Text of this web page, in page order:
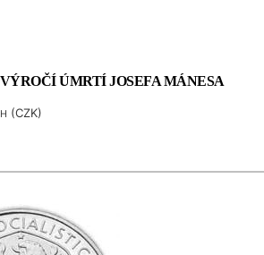
VÝROČÍ ÚMRTÍ JOSEFA MÁNESA
(CZK)